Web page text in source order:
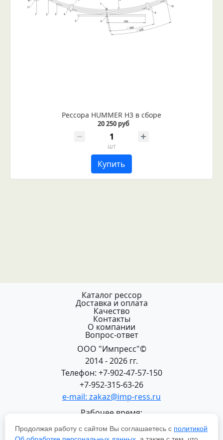
Рессора HUMMER H3 в сборе
20 250 руб
шт
Купить
Каталог рессор
Доставка и оплата
Качество
Контакты
О компании
Вопрос-ответ
ООО "Импресс"©
2014 - 2026 гг.
Телефон: +7-902-47-57-150
+7-952-315-63-26
e-mail: zakaz@imp-ress.ru
Рабочее время:
пн-пт 08:00-18:00 (МСК+2)
618200, Пермский край
Продолжая работу с сайтом Вы соглашаетесь с политикой